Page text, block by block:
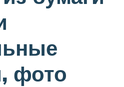
фото